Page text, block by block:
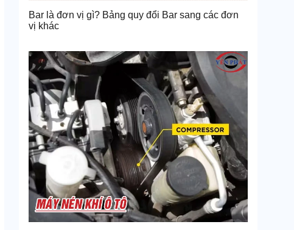
Bar là đơn vị gì? Bảng quy đổi Bar sang các đơn
vị khác